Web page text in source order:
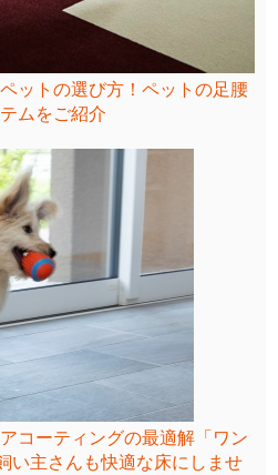
ットの選び方！ペットの足腰
ムをご紹介
コーティングの最適解「ワン
い主さんも快適な床にしませ